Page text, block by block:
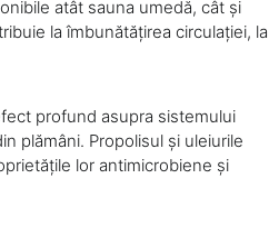
atât sauna umedă, cât și
la îmbunătățirea circulației, la
profund asupra sistemului
plămâni. Propolisul și uleiurile
lor antimicrobiene și